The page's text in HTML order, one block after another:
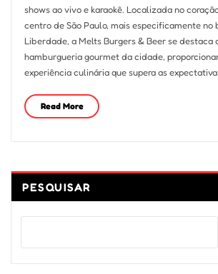
shows ao vivo e karaokê. Localizada no
centro de São Paulo, mais especificamente no
Liberdade, a Melts Burgers & Beer se destaca
hamburgueria gourmet da cidade,
experiência culinária que supera as
Read More
PESQUISAR